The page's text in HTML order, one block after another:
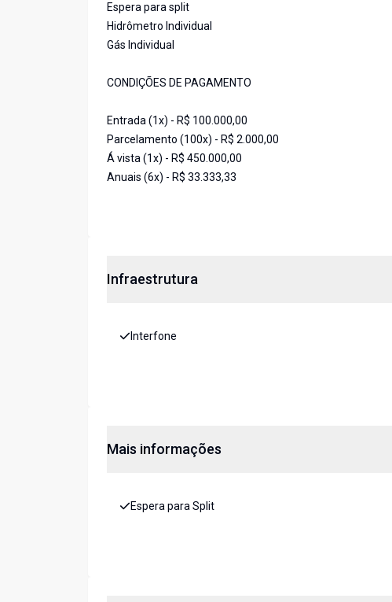
Espera para split
Hidrômetro Individual
Gás Individual
CONDIÇÕES DE PAGAMENTO
Entrada (1x) - R$ 100.000,00
Parcelamento (100x) - R$ 2.000,00
Á vista (1x) - R$ 450.000,00
Anuais (6x) - R$ 33.333,33
Infraestrutura
Interfone
Mais informações
Espera para Split